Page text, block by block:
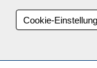
Cookie-